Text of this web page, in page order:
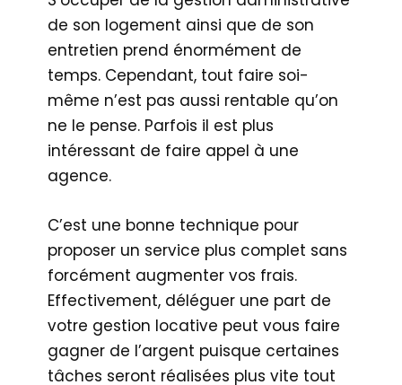
de son logement ainsi que de son
entretien prend énormément de
temps. Cependant, tout faire soi-
même n’est pas aussi rentable qu’on
ne le pense. Parfois il est plus
intéressant de faire appel à une
agence.
C’est une bonne technique pour
proposer un service plus complet sans
forcément augmenter vos frais.
Effectivement, déléguer une part de
votre gestion locative peut vous faire
gagner de l’argent puisque certaines
tâches seront réalisées plus vite tout